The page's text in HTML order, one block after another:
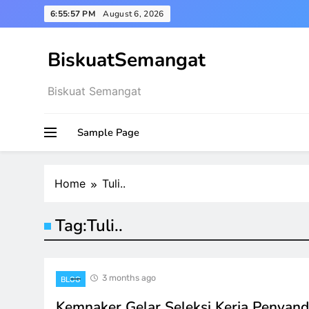
to
6:55:58 PM August 6, 2026
BiskuatSemangat
Biskuat Semangat
Sample Page
Home Tuli..
Tag:Tuli..
BLOG 3 months ago